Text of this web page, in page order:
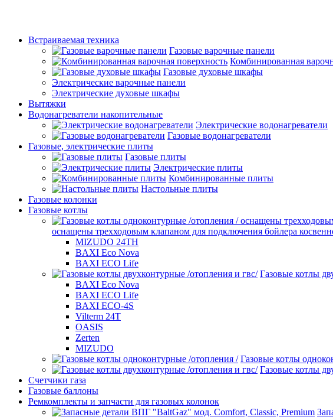
Встраиваемая техника
Газовые варочные панели
Комбинированная
Газовые духовые шкафы
Электрические варочные панели
Электрические духовые шкафы
Вытяжки
Водонагреватели накопительные
Электрические водонагреватели
Газовые водонагреватели
Газовые, электрические плиты
Газовые плиты
Электрические плиты
Комбинированные плиты
Настольные плиты
Газовые колонки
Газовые котлы
оснащены трехходовым клапаном для подключения бойлера
MIZUDO 24TН
BAXI Eco Nova
BAXI ECO Life
Газовые котлы
BAXI Eco Nova
BAXI ECO Life
BAXI ECO-4S
Vilterm 24T
OASIS
Zerten
MIZUDO
Газовые котлы
Газовые котлы
Счетчики газа
Газовые баллоны
Ремкомплекты и запчасти для газовых колонок